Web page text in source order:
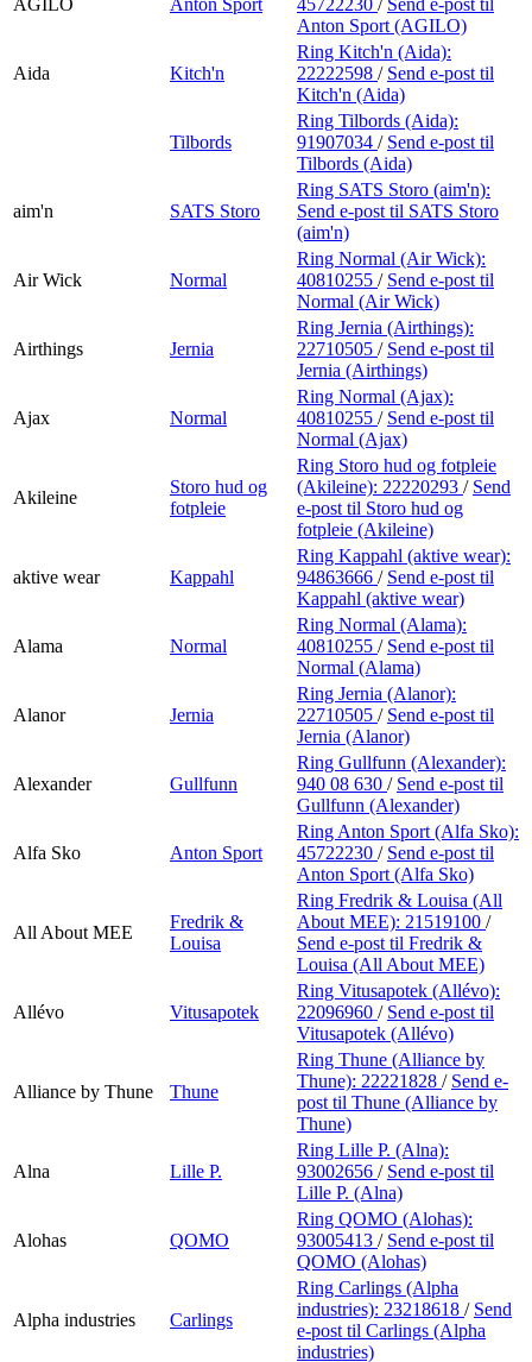
Anton Sport (AGILO)
Aida Kitch'n
Ring Kitch'n (Aida):
22222598 / Send e-post til
Kitch'n (Aida)
Tilbords
Ring Tilbords (Aida):
91907034 / Send e-post til
Tilbords (Aida)
aim'n SATS Storo
Ring SATS Storo (aim'n):
Send e-post til SATS Storo
(aim'n)
Air Wick Normal
Ring Normal (Air Wick):
40810255 / Send e-post til
Normal (Air Wick)
Airthings Jernia
Ring Jernia (Airthings):
22710505 / Send e-post til
Jernia (Airthings)
Ajax Normal
Ring Normal (Ajax):
40810255 / Send e-post til
Normal (Ajax)
Akileine
Storo hud og
fotpleie
Ring Storo hud og fotpleie
(Akileine): 22220293 / Send
e-post til Storo hud og
fotpleie (Akileine)
aktive wear Kappahl
Ring Kappahl (aktive wear):
94863666 / Send e-post til
Kappahl (aktive wear)
Alama Normal
Ring Normal (Alama):
40810255 / Send e-post til
Normal (Alama)
Alanor Jernia
Ring Jernia (Alanor):
22710505 / Send e-post til
Jernia (Alanor)
Alexander Gullfunn
Ring Gullfunn (Alexander):
940 08 630 / Send e-post til
Gullfunn (Alexander)
Alfa Sko Anton Sport
Ring Anton Sport (Alfa Sko):
45722230 / Send e-post til
Anton Sport (Alfa Sko)
All About MEE
Fredrik &
Louisa
Ring Fredrik & Louisa (All
About MEE): 21519100 /
Send e-post til Fredrik &
Louisa (All About MEE)
Allévo Vitusapotek
Ring Vitusapotek (Allévo):
22096960 / Send e-post til
Vitusapotek (Allévo)
Alliance by Thune Thune
Ring Thune (Alliance by
Thune): 22221828 / Send e-
post til Thune (Alliance by
Thune)
Alna Lille P.
Ring Lille P. (Alna):
93002656 / Send e-post til
Lille P. (Alna)
Alohas QOMO
Ring QOMO (Alohas):
93005413 / Send e-post til
QOMO (Alohas)
Alpha industries Carlings
Ring Carlings (Alpha
industries): 23218618 / Send
e-post til Carlings (Alpha
industries)